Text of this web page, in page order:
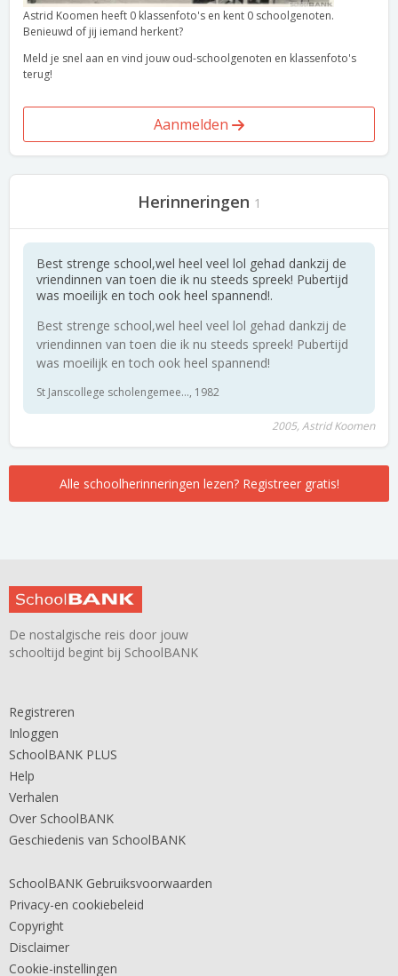
Astrid Koomen heeft 0 klassenfoto's en kent 0 schoolgenoten.
Benieuwd of jij iemand herkent?
Meld je snel aan en vind jouw oud-schoolgenoten en klassenfoto's
terug!
Aanmelden
Herinneringen 1
Best strenge school,wel heel veel lol gehad dankzij de
vriendinnen van toen die ik nu steeds spreek! Pubertijd
was moeilijk en toch ook heel spannend!.
Best strenge school,wel heel veel lol gehad dankzij de
vriendinnen van toen die ik nu steeds spreek! Pubertijd
was moeilijk en toch ook heel spannend!
St Janscollege scholengemee..., 1982
2005, Astrid Koomen
Alle schoolherinneringen lezen? Registreer gratis!
De nostalgische reis door jouw
schooltijd begint bij SchoolBANK
Registreren
Inloggen
SchoolBANK PLUS
Help
Verhalen
Over SchoolBANK
Geschiedenis van SchoolBANK
SchoolBANK Gebruiksvoorwaarden
Privacy-en cookiebeleid
Copyright
Disclaimer
Cookie-instellingen